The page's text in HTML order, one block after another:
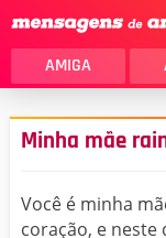
AMIGA
Minha mãe
Você é minha
coração, e neste